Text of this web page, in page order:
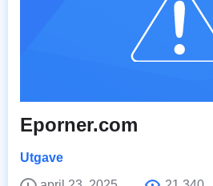
Eporner.com
Utgave